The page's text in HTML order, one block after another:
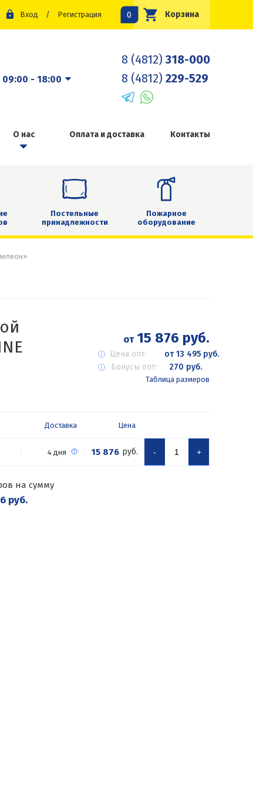
Вход / Регистрация Корзина
0
09:00 - 18:00
8 (4812) 318-000
8 (4812) 229-529
О нас Оплата и доставка Контакты
Постельные
принадлежности
Пожарное
оборудование
от15 876 руб.
Цена опт:
от 13 495 руб.
Бонусы опт:
270 руб.
Таблица размеров
Доставка Цена
4 дня 15 876 руб. - +
на сумму
руб.